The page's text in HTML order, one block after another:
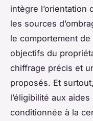
intègre l’orientation
les sources
le comportement
objectifs du
chiffrage précis et
proposés. Et
l’éligibilité aux aides
conditionnée à la